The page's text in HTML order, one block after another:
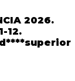
2026.
12.